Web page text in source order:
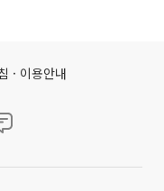
· 이용안내